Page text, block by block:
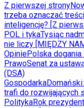
Z pierwszej strony
trzeba oznaczać
inteligencję? [Z
POL i tykaTysiąc
nie liczy [MIĘDZY
OpiniePolska dogania
PrawoSenat za
(DSA)
Gospodarka
trafi do rozwijających
PolitykaRok